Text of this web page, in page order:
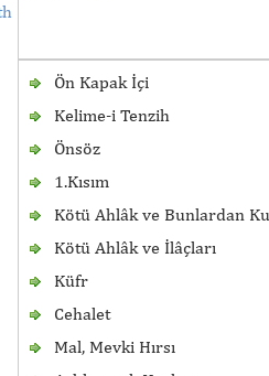
Ön Kapak İçi
Kelime-i Tenzih
Önsöz
1.Kısım
Kötü Ahlâk ve Bunlardan
Kötü Ahlâk ve İlâçları
Küfr
Cehalet
Mal, Mevki Hırsı